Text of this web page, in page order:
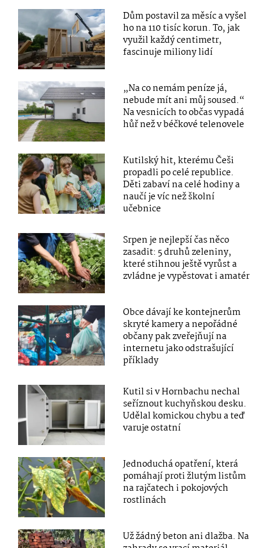
Dům postavil za měsíc a vyšel
ho na 110 tisíc korun. To, jak
využil každý centimetr,
fascinuje miliony lidí
„Na co nemám peníze já,
nebude mít ani můj soused.“
Na vesnicích to občas vypadá
hůř než v béčkové telenovele
Kutilský hit, kterému Češi
propadli po celé republice.
Děti zabaví na celé hodiny a
naučí je víc než školní
učebnice
Srpen je nejlepší čas něco
zasadit: 5 druhů zeleniny,
které stihnou ještě vyrůst a
zvládne je vypěstovat i amatér
Obce dávají ke kontejnerům
skryté kamery a nepořádné
občany pak zveřejňují na
internetu jako odstrašující
příklady
Kutil si v Hornbachu nechal
seříznout kuchyňskou desku.
Udělal komickou chybu a teď
varuje ostatní
Jednoduchá opatření, která
pomáhají proti žlutým listům
na rajčatech i pokojových
rostlinách
Už žádný beton ani dlažba. Na